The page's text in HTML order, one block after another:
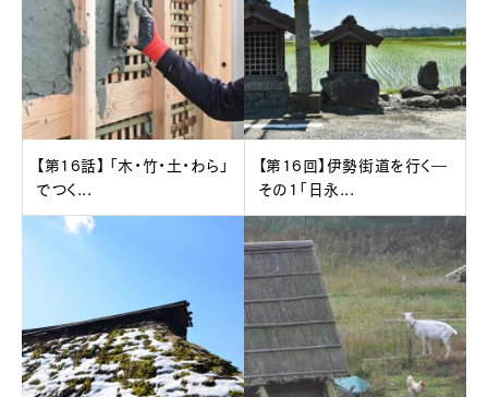
【第16話】 「木・竹・土・わら」
でつく...
【第16回】伊勢街道を行く―
その1「日永...